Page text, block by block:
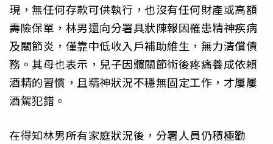
現，無任何存款可供執行，也沒有任何財產或高額
壽險保單，林男還向分署具狀陳報因罹患精神疾病
及關節炎，僅靠中低收入戶補助維生，無力清償債
務。其母也表示，兒子因髖關節術後疼痛養成依賴
酒精的習慣，且精神狀況不穩無固定工作，才屢屢
酒駕犯錯。
在得知林男所有家庭狀況後，分署人員仍積極勸